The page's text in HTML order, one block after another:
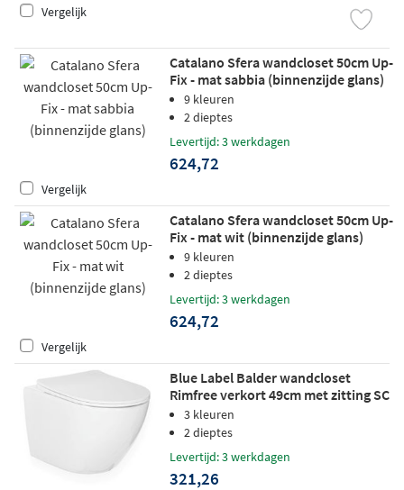
Vergelijk
Catalano Sfera wandcloset 50cm Up-
Fix - mat sabbia (binnenzijde glans)
9 kleuren
2 dieptes
Levertijd: 3 werkdagen
624,72
Vergelijk
Catalano Sfera wandcloset 50cm Up-
Fix - mat wit (binnenzijde glans)
9 kleuren
2 dieptes
Levertijd: 3 werkdagen
624,72
Vergelijk
Blue Label Balder wandcloset
Rimfree verkort 49cm met zitting SC
& QR - glans wit
3 kleuren
2 dieptes
Levertijd: 3 werkdagen
321,26